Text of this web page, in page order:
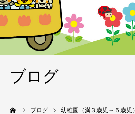
ブログ
ブログ 幼稚園（満３歳児～５歳児）